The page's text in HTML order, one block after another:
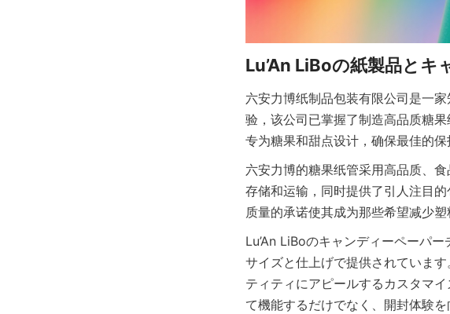
六安力博纸制品包装有限公司是一
验，该公司已掌握了制造高品质糖
专为糖果和甜点设计，确保最佳的保
六安力博的糖果纸管采用高品质、
存储和运输，同时提供了引人注目
质量的承诺使其成为那些希望减少
Lu’An LiBoのキャンディーペーパ
サイズと仕上げで提供されていま
ティティにアピールするカスタマ
て機能するだけでなく、開封体験